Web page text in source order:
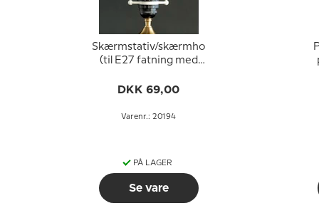
Skærmstativ/skærmholder
(til E27 fatning med
DKK 69,00
Varenr.: 20194
PÅ LAGER
Se vare